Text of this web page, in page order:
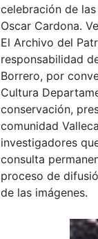
celebración de
Oscar Cardona.
El Archivo del
responsabilidad
Borrero, por
Cultura
conservación,
comunidad
investigadores
consulta
proceso de
de las imágenes.